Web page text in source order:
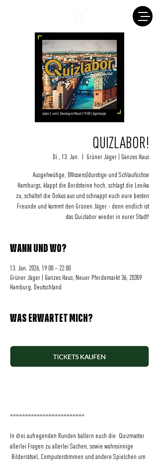
QUIZLABOR!
Di., 13. Jan. Grüner Jäger | Ganzes Haus
Ausgehwütige, (Wissens)durstige und Schlaufüchse
Hamburgs, klappt die Bordsteine hoch, schlagt die Lexika
zu, schaltet die Dokus aus und schnappt euch eure besten
Freunde und kommt den Grünen Jäger - denn endlich ist
das Quizlabor wieder in eurer Stadt!
WANN UND WO?
13. Jan. 2026, 19:00 – 22:00
Grüner Jäger | Ganzes Haus, Neuer Pferdemarkt 36, 20359
Hamburg, Deutschland
WAS ERWARTET MICH?
=========================
In drei aufregenden Runden ballern euch die  Quizmaster
allerlei Fragen zu allerlei Sachen, sowie wahnsinnige
Bilderrätsel, Computerstimmen und andere Spielchen um